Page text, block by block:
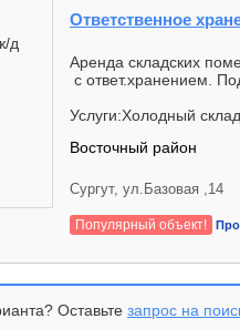
Ответственное
Аренда складских
с ответ.хранением.
Услуги:Холодный
Восточный район
Сургут, ул.Базовая ,14
Популярный объект!
Оставьте запрос на